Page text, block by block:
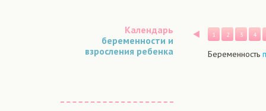
Календарь
беременности и
взросления ребенка
Назад
1 2 3 4
Беременность